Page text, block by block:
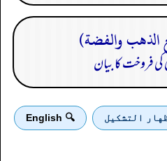
والفضة)
کی فروخت کا بیان
التشكيل 🔍 English